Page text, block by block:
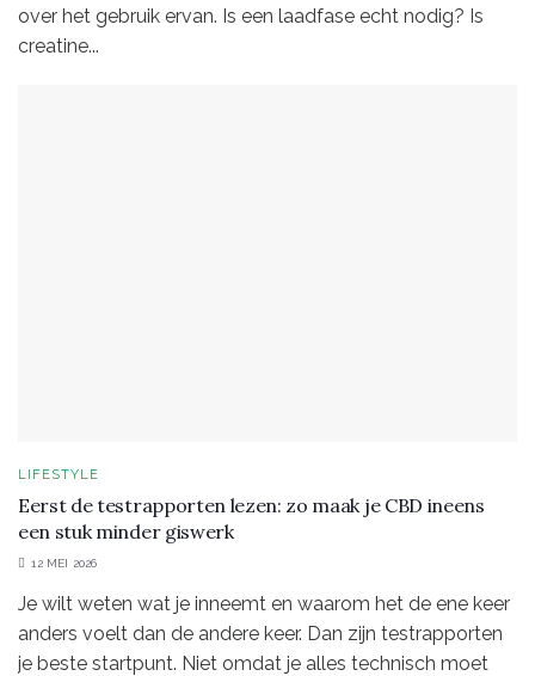
over het gebruik ervan. Is een laadfase echt nodig? Is
creatine...
LIFESTYLE
Eerst de testrapporten lezen: zo maak je CBD ineens
een stuk minder giswerk
12 MEI 2026
Je wilt weten wat je inneemt en waarom het de ene keer
anders voelt dan de andere keer. Dan zijn testrapporten
je beste startpunt. Niet omdat je alles technisch moet